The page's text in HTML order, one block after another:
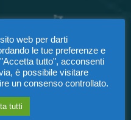
web per darti
le tue preferenze e
tutto", acconsenti
è possibile visitare
un consenso controllato.
tutti